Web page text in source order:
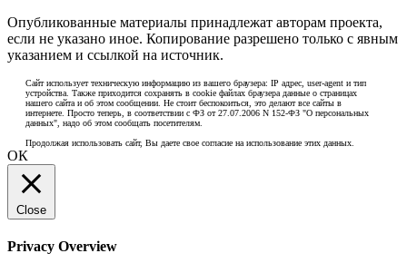
Опубликованные материалы принадлежат авторам проекта,
если не указано иное. Копирование разрешено только с явным
указанием и ссылкой на источник.
Сайт использует техническую информацию из вашего браузера: IP адрес, user-agent и тип
устройства. Также приходится сохранять в cookie файлах браузера данные о страницах
нашего сайта и об этом сообщении. Не стоит беспокоиться, это делают все сайты в
интернете. Просто теперь, в соответствии с ФЗ от 27.07.2006 N 152-ФЗ "О персональных
данных", надо об этом сообщать посетителям.
Продолжая использовать сайт, Вы даете свое согласие на использование этих данных.
ОК
Close
Privacy Overview